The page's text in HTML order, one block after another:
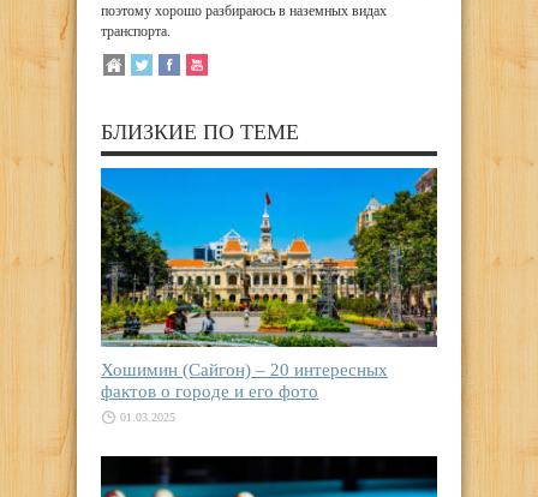
поэтому хорошо разбираюсь в наземных видах
транспорта.
БЛИЗКИЕ ПО ТЕМЕ
Хошимин (Сайгон) – 20 интересных
фактов о городе и его фото
01.03.2025